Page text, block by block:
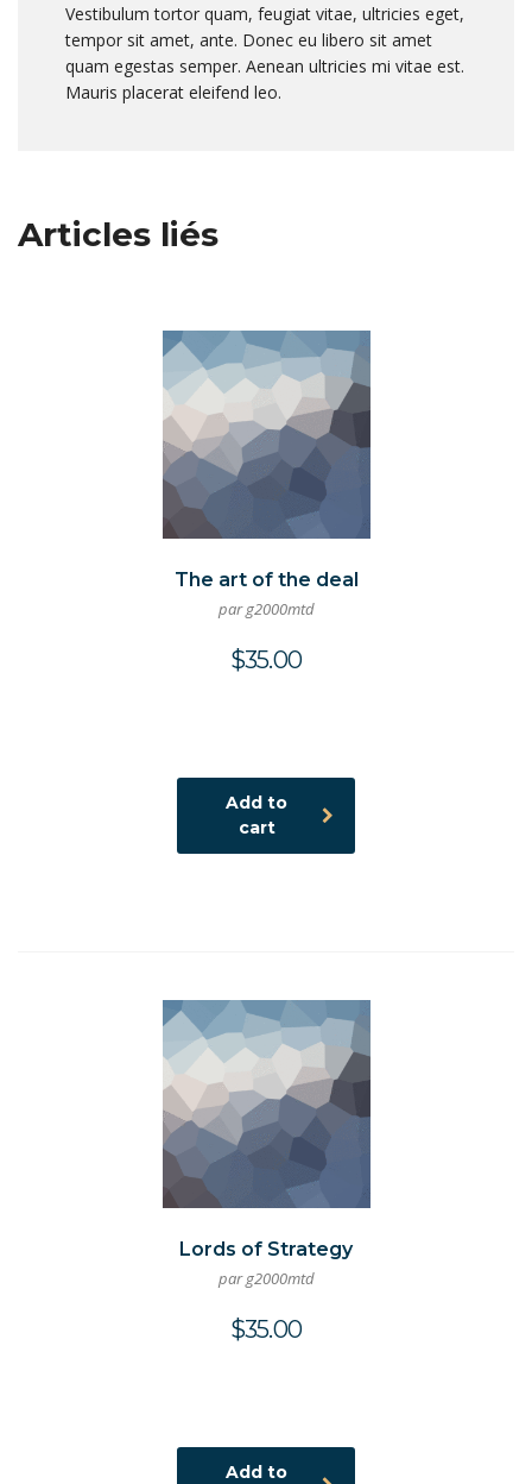
Vestibulum tortor quam, feugiat vitae, ultricies eget,
tempor sit amet, ante. Donec eu libero sit amet
quam egestas semper. Aenean ultricies mi vitae est.
Mauris placerat eleifend leo.
Articles liés
The art of the deal
par g2000mtd
$35.00
Add to
cart
Lords of Strategy
par g2000mtd
$35.00
Add to